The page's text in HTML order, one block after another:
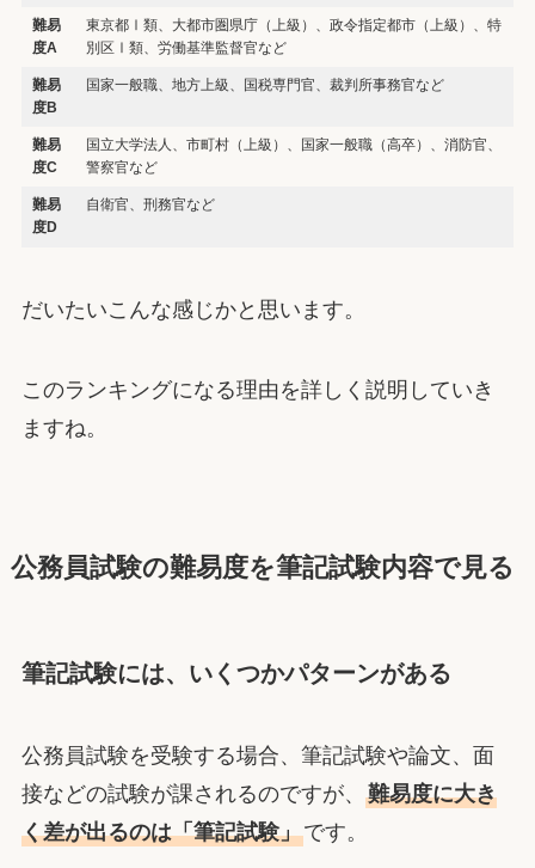
難易
度A
東京都Ⅰ類、大都市圏県庁（上級）、政令指定都市（上級）、特
別区Ⅰ類、労働基準監督官など
難易
度B
国家一般職、地方上級、国税専門官、裁判所事務官など
難易
度C
国立大学法人、市町村（上級）、国家一般職（高卒）、消防官、
警察官など
難易
度D
自衛官、刑務官など
だいたいこんな感じかと思います。
このランキングになる理由を詳しく説明していき
ますね。
公務員試験の難易度を筆記試験内容で見る
筆記試験には、いくつかパターンがある
公務員試験を受験する場合、筆記試験や論文、面
接などの試験が課されるのですが、 難易度に大き
く差が出るのは「筆記試験」です。